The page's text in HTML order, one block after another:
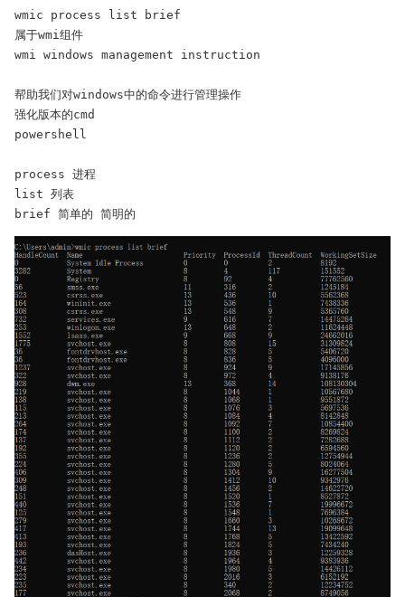
wmic process list brief
属于wmi组件
wmi windows management instruction
帮助我们对windows中的命令进行管理操作
强化版本的cmd
powershell
process 进程
list 列表
brief 简单的 简明的